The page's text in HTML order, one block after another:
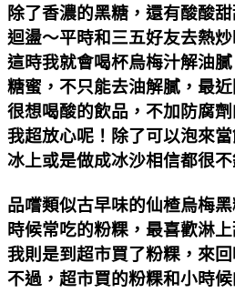
除了香濃的黑糖，還有酸酸
迴盪～平時和三五好友去熱
這時我就會喝杯烏梅汁解油
糖蜜，不只能去油解膩，最
很想喝酸的飲品，不加防腐
我超放心呢！ 除了可以泡來
冰上或是做成冰沙相信都很不
品嚐類似古早味的仙楂烏梅
時候常吃的粉粿， 最喜歡淋
我則是到超市買了粉粿，來
不過，超市買的粉粿和小時